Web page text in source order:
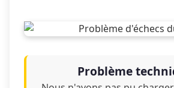
Problème